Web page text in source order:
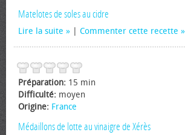
Matelotes de soles au cidre
Lire la suite Commenter cette recette
Préparation: 15 min
Difficulté: moyen
Origine: France
Médaillons de lotte au vinaigre de Xérès